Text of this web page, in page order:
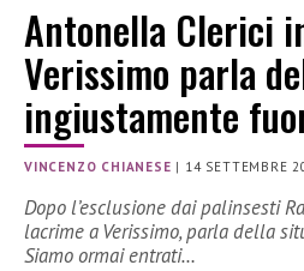
Antonella Clerici
Verissimo parla
ingiustamente
VINCENZO CHIANESE | 14 SETTEMBRE
Dopo l’esclusione dai palinsesti
lacrime a Verissimo, parla della
Siamo ormai entrati…